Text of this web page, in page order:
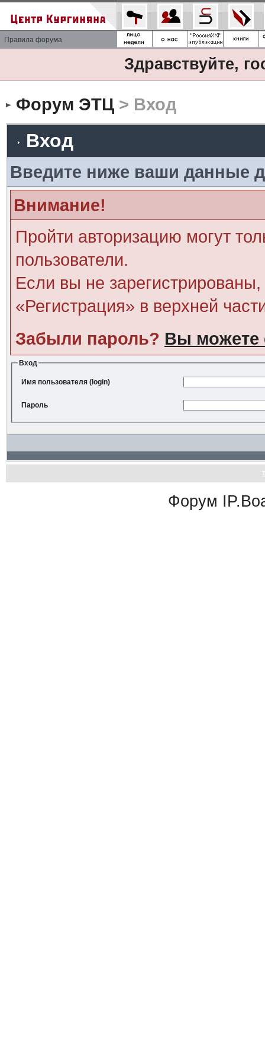
Правила форума
Здравствуйте,
Форум ЭТЦ> Вход
Вход
Введите ниже ваши данные
Внимание!
Пройти авторизацию могут
пользователи.
Если вы не
«Регистрация» в верхней
Забыли пароль? Вы можете
Вход
Имя пользователя (login)
Пароль
Форум